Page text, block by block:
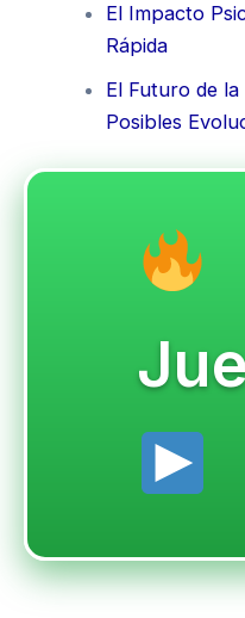
El Impacto
Rápida
El Futuro de
Posibles